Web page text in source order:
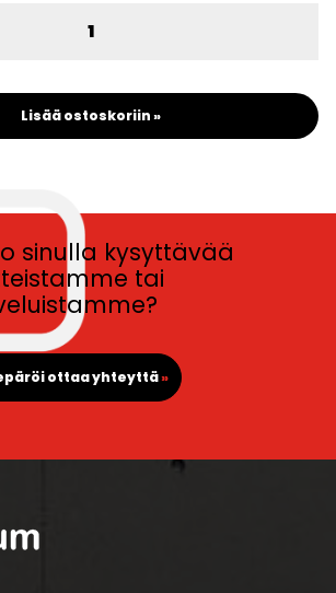
Lisää ostoskoriin »
sinulla kysyttävää
tai
ottaa yhteyttä»